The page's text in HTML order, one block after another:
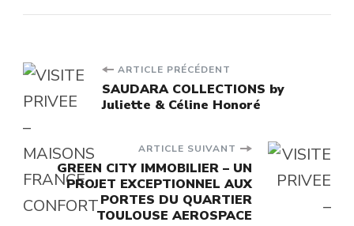
Navigation
d'article
ARTICLE PRÉCÉDENT
SAUDARA COLLECTIONS by
Juliette & Céline Honoré
ARTICLE SUIVANT
GREEN CITY IMMOBILIER – UN
PROJET EXCEPTIONNEL AUX
PORTES DU QUARTIER
TOULOUSE AEROSPACE